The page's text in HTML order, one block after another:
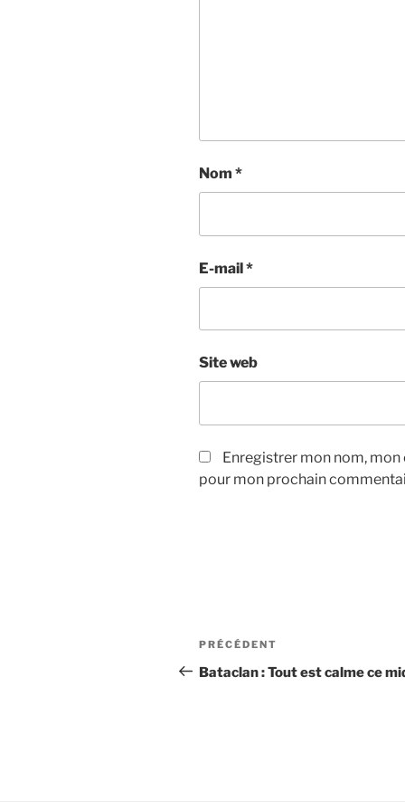
Nom *
E-mail*
Site web
Enregistrer mon nom,
pour mon prochain
Navigation
de
Article
précédent
PRÉCÉDENT
Bataclan : Tout est calme ce